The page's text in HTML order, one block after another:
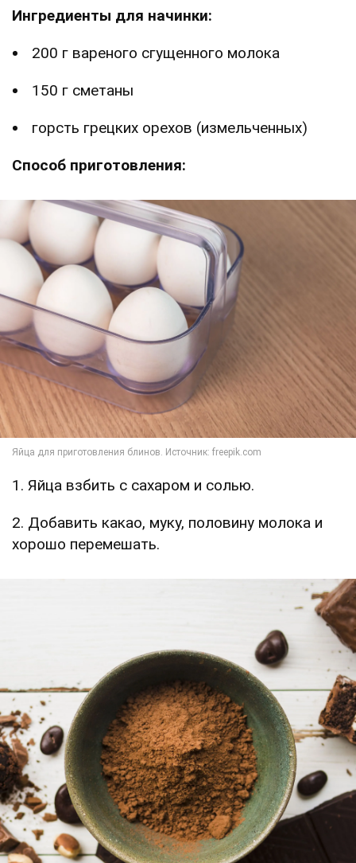
Ингредиенты для начинки:
200 г вареного сгущенного молока
150 г сметаны
горсть грецких орехов (измельченных)
Способ приготовления:
1. Яйца взбить с сахаром и солью.
2. Добавить какао, муку, половину молока и
хорошо перемешать.